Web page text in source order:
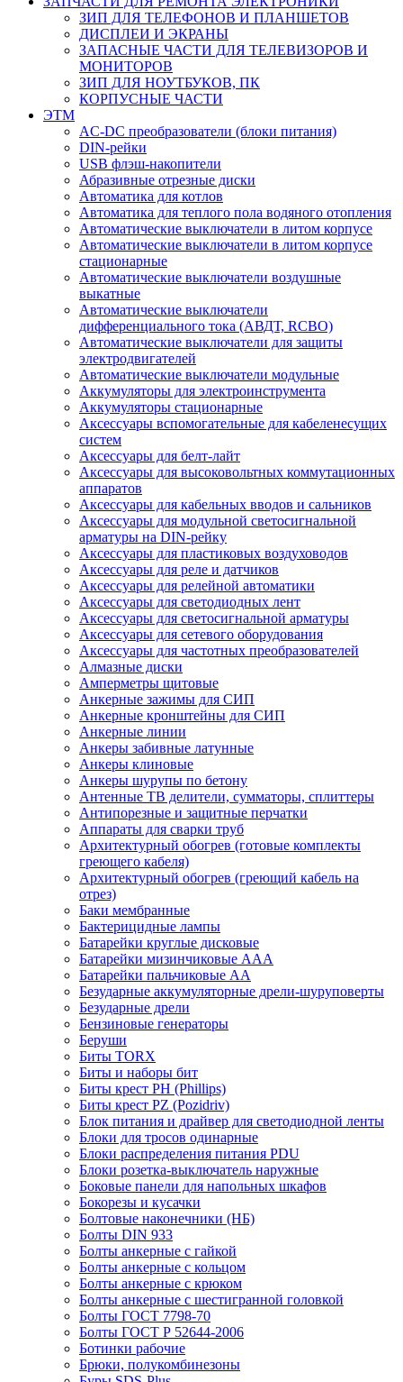
ЗИП ДЛЯ ТЕЛЕФОНОВ И ПЛАНШЕТОВ
ДИСПЛЕИ И ЭКРАНЫ
ЗАПАСНЫЕ ЧАСТИ ДЛЯ ТЕЛЕВИЗОРОВ И
МОНИТОРОВ
ЗИП ДЛЯ НОУТБУКОВ, ПК
КОРПУСНЫЕ ЧАСТИ
ЭТМ
AC-DC преобразователи (блоки питания)
DIN-рейки
USB флэш-накопители
Абразивные отрезные диски
Автоматика для котлов
Автоматика для теплого пола водяного отопления
Автоматические выключатели в литом корпусе
Автоматические выключатели в литом корпусе
стационарные
Автоматические выключатели воздушные
выкатные
Автоматические выключатели
дифференциального тока (АВДТ, RCBO)
Автоматические выключатели для защиты
электродвигателей
Автоматические выключатели модульные
Аккумуляторы для электроинструмента
Аккумуляторы стационарные
Аксессуары вспомогательные для кабеленесущих
систем
Аксессуары для белт-лайт
Аксессуары для высоковольтных коммутационных
аппаратов
Аксессуары для кабельных вводов и сальников
Аксессуары для модульной светосигнальной
арматуры на DIN-рейку
Аксессуары для пластиковых воздуховодов
Аксессуары для реле и датчиков
Аксессуары для релейной автоматики
Аксессуары для светодиодных лент
Аксессуары для светосигнальной арматуры
Аксессуары для сетевого оборудования
Аксессуары для частотных преобразователей
Алмазные диски
Амперметры щитовые
Анкерные зажимы для СИП
Анкерные кронштейны для СИП
Анкерные линии
Анкеры забивные латунные
Анкеры клиновые
Анкеры шурупы по бетону
Антенные ТВ делители, сумматоры, сплиттеры
Антипорезные и защитные перчатки
Аппараты для сварки труб
Архитектурный обогрев (готовые комплекты
греющего кабеля)
Архитектурный обогрев (греющий кабель на
отрез)
Баки мембранные
Бактерицидные лампы
Батарейки круглые дисковые
Батарейки мизинчиковые ААА
Батарейки пальчиковые АА
Безударные аккумуляторные дрели-шуруповерты
Безударные дрели
Бензиновые генераторы
Беруши
Биты TORX
Биты и наборы бит
Биты крест PH (Phillips)
Биты крест PZ (Pozidriv)
Блок питания и драйвер для светодиодной ленты
Блоки для тросов одинарные
Блоки распределения питания PDU
Блоки розетка-выключатель наружные
Боковые панели для напольных шкафов
Бокорезы и кусачки
Болтовые наконечники (НБ)
Болты DIN 933
Болты анкерные с гайкой
Болты анкерные с кольцом
Болты анкерные с крюком
Болты анкерные с шестигранной головкой
Болты ГОСТ 7798-70
Болты ГОСТ Р 52644-2006
Ботинки рабочие
Брюки, полукомбинезоны